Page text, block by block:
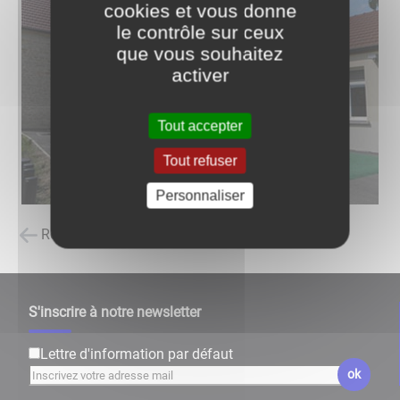
Retour à la liste des carnets d'adresses
S'inscrire à notre newsletter
Lettre d'information par défaut
ok
cookies et vous donne
le contrôle sur ceux
que vous souhaitez
activer
Tout accepter
Tout refuser
Personnaliser